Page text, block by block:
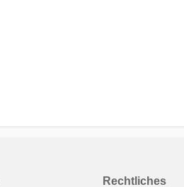
Rechtliches